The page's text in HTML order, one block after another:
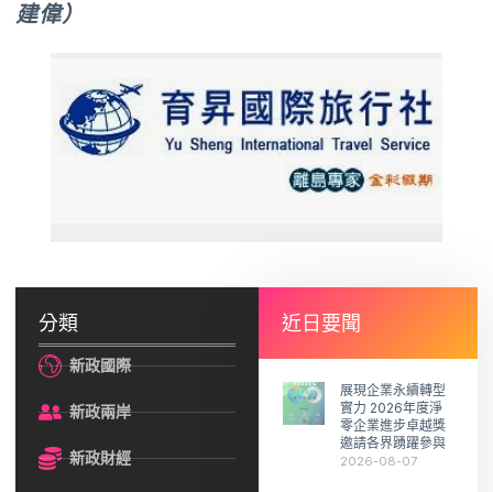
建偉）
分類
新政國際
新政兩岸
新政財經
近日要聞
展現企業永續轉型
實力 2026年度淨
零企業進步卓越獎
邀請各界踴躍參與
2026-08-07